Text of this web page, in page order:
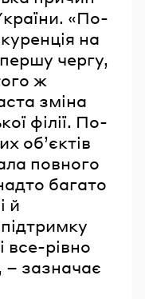
«По-
на
чергу,
ж
зміна
філії. По-
об’єктів
повного
багато
й
все-рівно
– зазначає